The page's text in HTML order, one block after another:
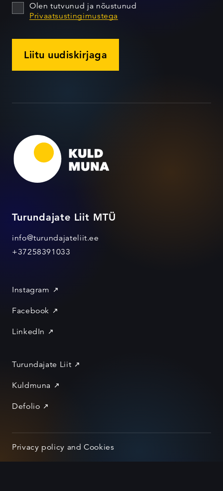
Olen tutvunud ja nõustunud
Privaatsustingimustega
Liitu uudiskirjaga
Turundajate Liit MTÜ
info@turundajateliit.ee
+37258391033
Instagram
Facebook
LinkedIn
Turundajate Liit
Kuldmuna
Defolio
Privacy policy and Cookies